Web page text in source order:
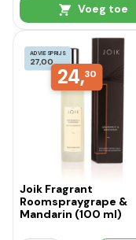
Voeg toe
ADVIESPRIJS
27,00
24,30
Joik Fragrant
Roomspraygrape &
Mandarin (100 ml)